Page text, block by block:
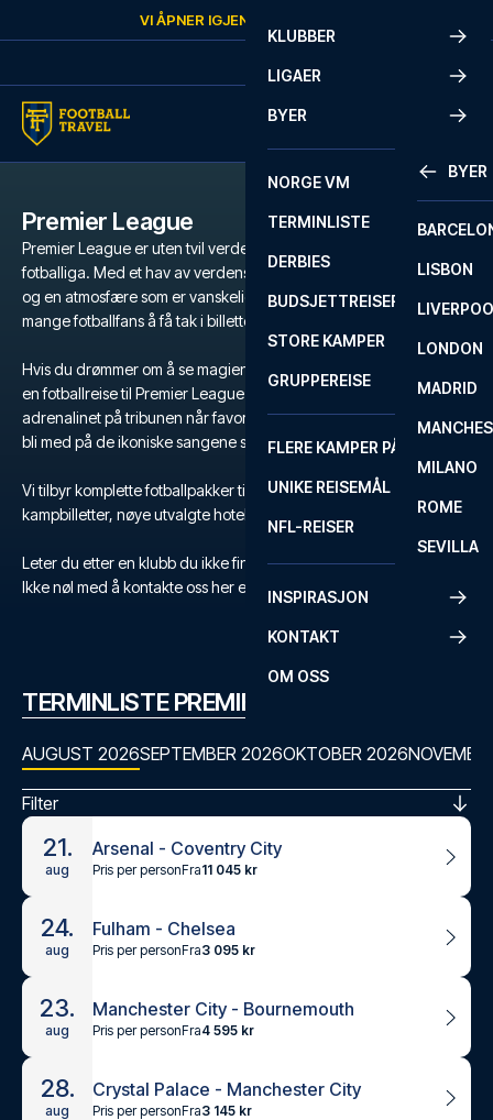
VI ÅPNER IGJEN
KLUBBER
LIGAER
BYER
BYER
LISBON
LONDON
MADRID
MILANO
ROME
SEVILLA
NORGE VM
TERMINLISTE
DERBIES
BUDSJETTREISER
STORE KAMPER
GRUPPEREISE
FLERE KAMPER PÅ ÉN REISE
UNIKE REISEMÅL
NFL-REISER
INSPIRASJON
KONTAKT
OM OSS
Premier League
Premier League er uten tvil verdens mest populære og intense
fotballiga. Med et hav av verdensstjerner, legendariske klubber
og en atmosfære som er vanskelig å matche, er det en drøm for
mange fotballfans å få tak i billetter til Premier League.
Hvis du drømmer om å se magien utfolde seg på gressmatta, er
en fotballreise til Premier League den ultimate opplevelsen. Kjenn
adrenalinet på tribunen når favorittlaget ditt kjemper for seier, og
bli med på de ikoniske sangene som runger gjennom stadion.
Vi tilbyr komplette fotballpakker til Premier League med
kampbilletter, nøye utvalgte hoteller og flyreise.
Leter du etter en klubb du ikke finner?
Ikke nøl med å kontakte oss her eller på +47 73 02 20 22
TERMINLISTE PREMIER LEAGUE
AUGUST 2026SEPTEMBER 2026OKTOBER 2026
Filter
21.
aug
Arsenal - Coventry City
Pris per personFra11 045 kr
24.
aug
Fulham - Chelsea
Pris per personFra3 095 kr
23.
aug
Manchester City - Bournemouth
Pris per personFra4 595 kr
28.
aug
Crystal Palace - Manchester City
Pris per personFra3 145 kr